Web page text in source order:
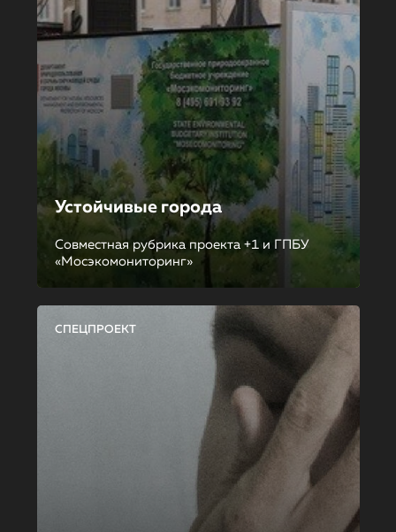
Устойчивые города
Совместная рубрика проекта +1 и ГПБУ
«Мосэкомониторинг»
СПЕЦПРОЕКТ